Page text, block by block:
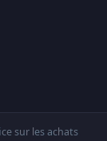
sur les achats